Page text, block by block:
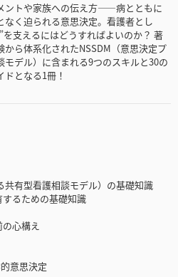
ントや家族への伝え方――病とともに
く迫られる意思決定。看護者とし
支えるにはどうすればよいのか？ 著
ら体系化されたNSSDM（意思決定プ
デル）に含まれる9つのスキルと30の
となる1冊！
有型看護相談モデル）の基礎知識
るための基礎知識
心構え
思決定